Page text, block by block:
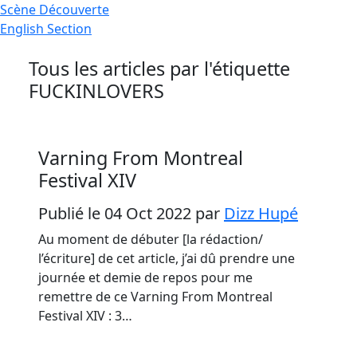
Scène Découverte
English Section
Tous les articles par l'étiquette
FUCKINLOVERS
Varning From Montreal
Festival XIV
Publié le 04 Oct 2022 par Dizz Hupé
Au moment de débuter [la rédaction/
l’écriture] de cet article, j’ai dû prendre une
journée et demie de repos pour me
remettre de ce Varning From Montreal
Festival XIV : 3…